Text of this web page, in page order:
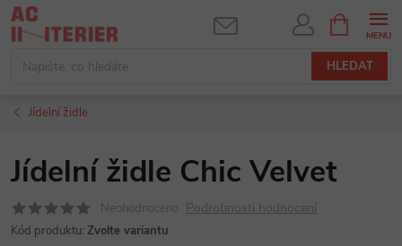
Přejít
na
HLEDAT
NÁKUPNÍ
KOŠÍK
Jídelní židle
Jídelní židle Chic Velvet
Neohodnoceno Podrobnosti hodnocení
Kód produktu: Zvolte variantu